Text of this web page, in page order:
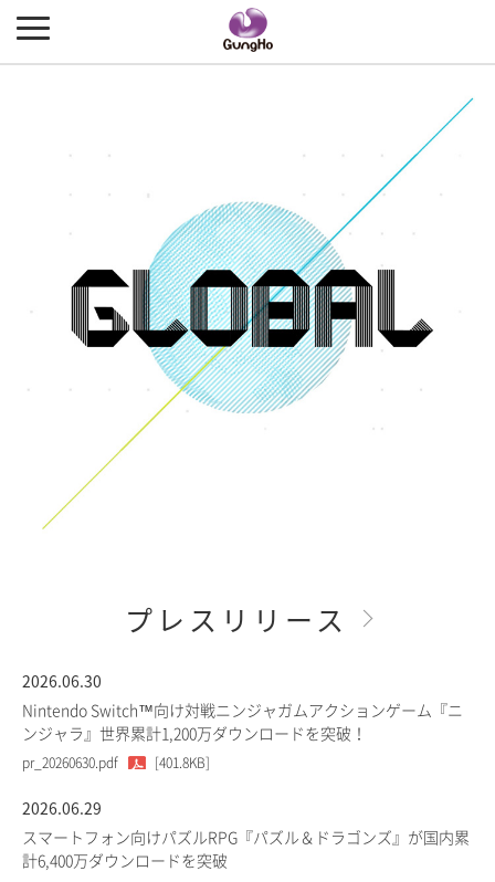
プレスリリース
2026.06.30
Nintendo Switch™向け対戦ニンジャガムアクションゲーム『ニ
ンジャラ』世界累計1,200万ダウンロードを突破！
pr_20260630.pdf [401.8KB]
2026.06.29
スマートフォン向けパズルRPG『パズル＆ドラゴンズ』が国内累
計6,400万ダウンロードを突破